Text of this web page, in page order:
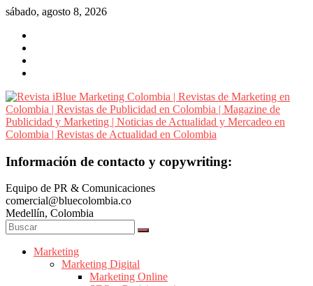
Saltar
contenido
sábado, agosto 8, 2026
Revista
Marketing
Colombia
|
Revistas
Marketing
Información de contacto y copywriting:
Equipo de PR & Comunicaciones
comercial@bluecolombia.co
Medellín, Colombia
Marketing
Marketing Digital
Marketing Online